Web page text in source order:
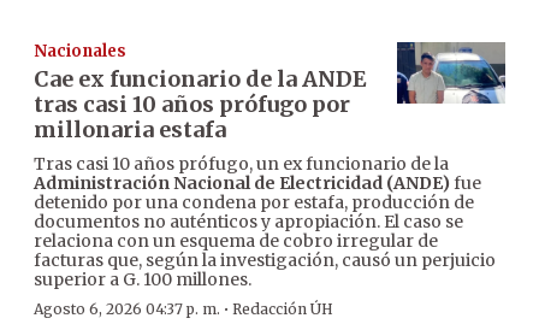
Nacionales
Cae ex funcionario de la ANDE
tras casi 10 años prófugo por
millonaria estafa
Tras casi 10 años prófugo, un ex funcionario de la
Administración Nacional de Electricidad (ANDE)fue
detenido por una condena por estafa, producción de
documentos no auténticos y apropiación. El caso se
relaciona con un esquema de cobro irregular de
facturas que, según la investigación, causó un perjuicio
superior a G. 100 millones.
Agosto 6, 2026 04:37 p. m. · Redacción ÚH